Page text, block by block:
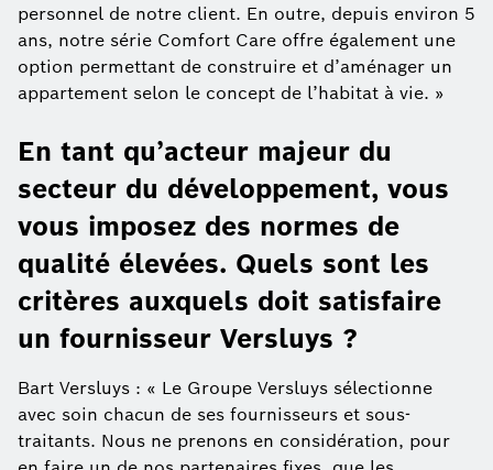
personnel de notre client. En outre, depuis environ 5
ans, notre série Comfort Care offre également une
option permettant de construire et d’aménager un
appartement selon le concept de l’habitat à vie. »
En tant qu’acteur majeur du
secteur du développement, vous
vous imposez des normes de
qualité élevées. Quels sont les
critères auxquels doit satisfaire
un fournisseur Versluys ?
Bart Versluys : « Le Groupe Versluys sélectionne
avec soin chacun de ses fournisseurs et sous-
traitants. Nous ne prenons en considération, pour